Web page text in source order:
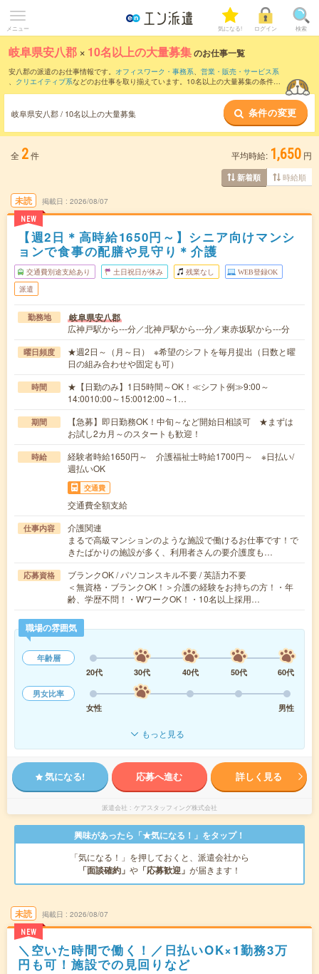
メニュー 気になる! ログイン 検索
岐阜県安八郡 × 10名以上の大量募集のお仕事一覧
安八郡の派遣のお仕事情報です。 オフィスワーク・事務系、 営業・販売・サービス系
、 クリエイティブ系などのお仕事を取り揃えています。10名以上の大量募集の条件の
岐阜県安八郡 / 10名以上の大量募集 条件の変更
全 2件 平均時給: 1,650 円
新着順 時給順
未読
NEW
掲載日 2026/08/07
【週2日＊高時給1650円～】シニア向けマンシ
ョンで食事の配膳や見守り＊介護
交通費別途支給あり 土日祝日が休み 残業なし WEB登録OK
派遣
勤務地 岐阜県安八郡
広神戸駅から---分／北神戸駅から---分／東赤坂駅から---分
曜日頻度
★週2日～（月～日） ※希望のシフトを毎月提出（日数と曜
日の組み合わせや固定も可）
時間
★【日勤のみ】1日5時間～OK！≪シフト例≫9:00～
14:0010:00～15:0012:00～1…
期間
【急募】即日勤務OK！中旬～など開始日相談可 ★まずは
お試し2カ月～のスタートも歓迎！
時給
経験者時給1650円～ 介護福祉士時給1700円～ ※日払い/
週払いOK
交通費
交通費全額支給
仕事内容
介護関連
まるで高級マンションのような施設で働けるお仕事です！で
きたばかりの施設が多く、利用者さんの要介護度も…
応募資格
ブランクOK / パソコンスキル不要 / 英語力不要
＜無資格・ブランクOK！＞介護の経験をお持ちの方！・年
齢、学歴不問！・WワークOK！・10名以上採用…
職場の雰囲気
年齢層
20代
30代 40代 50代
60代
男女比率
女性
男性
もっと見る
気になる! 応募へ進む 詳しく見る
派遣会社 ケアスタッフィング株式会社
興味があったら「★気になる！」をタップ！
「気になる！」を押しておくと、派遣会社から
「面談確約」 や 「応募歓迎」 が届きます！
未読
NEW
掲載日 2026/08/07
＼空いた時間で働く！／日払いOK×1勤務3万
円も可！施設での見回りなど